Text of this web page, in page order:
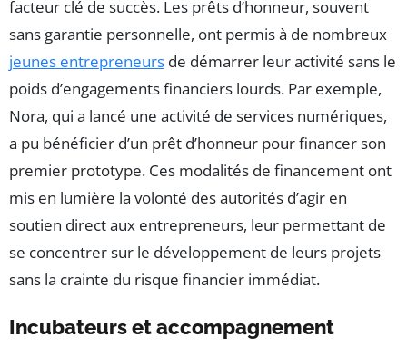
facteur clé de succès. Les prêts d’honneur, souvent
sans garantie personnelle, ont permis à de nombreux
jeunes entrepreneurs de démarrer leur activité sans le
poids d’engagements financiers lourds. Par exemple,
Nora, qui a lancé une activité de services numériques,
a pu bénéficier d’un prêt d’honneur pour financer son
premier prototype. Ces modalités de financement ont
mis en lumière la volonté des autorités d’agir en
soutien direct aux entrepreneurs, leur permettant de
se concentrer sur le développement de leurs projets
sans la crainte du risque financier immédiat.
Incubateurs et accompagnement